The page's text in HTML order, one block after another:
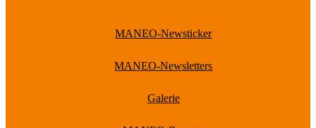
MANEO-Newsticker
MANEO-Newsletters
Galerie